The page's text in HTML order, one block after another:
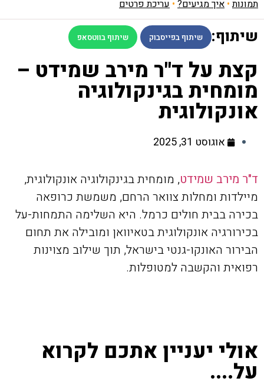
תמונות• איך מגיעים? • עריכת פרטים
שיתוף: שיתוף בפייסבוק שיתוף בווטסאפ
קצת על ד"ר מירב שמידט –
מומחית בגינקולוגיה
אונקולוגית
אוגוסט 31, 2025
ד"ר מירב שמידט, מומחית בגינקולוגיה אונקולוגית,
מיילדות ומחלות צוואר הרחם, משמשת כרופאה
בכירה בבית חולים כרמל. היא השלימה התמחות-על
בכירורגיה אונקולוגית בטאיוואן ומובילה את תחום
הבירור האונקו-גנטי בישראל, תוך שילוב מצוינות
רפואית והקשבה למטופלות.
אולי יעניין אתכם לקרוא
על....